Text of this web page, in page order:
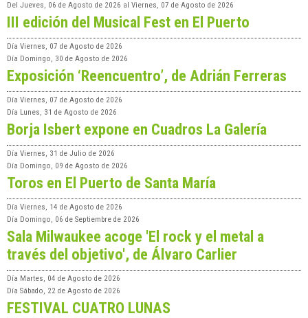
Del Jueves, 06 de Agosto de 2026 al Viernes, 07 de Agosto de 2026
III edición del Musical Fest en El Puerto
Día Viernes, 07 de Agosto de 2026
Día Domingo, 30 de Agosto de 2026
Exposición ‘Reencuentro’, de Adrián Ferreras
Día Viernes, 07 de Agosto de 2026
Día Lunes, 31 de Agosto de 2026
Borja Isbert expone en Cuadros La Galería
Día Viernes, 31 de Julio de 2026
Día Domingo, 09 de Agosto de 2026
Toros en El Puerto de Santa María
Día Viernes, 14 de Agosto de 2026
Día Domingo, 06 de Septiembre de 2026
Sala Milwaukee acoge 'El rock y el metal a
través del objetivo', de Álvaro Carlier
Día Martes, 04 de Agosto de 2026
Día Sábado, 22 de Agosto de 2026
FESTIVAL CUATRO LUNAS